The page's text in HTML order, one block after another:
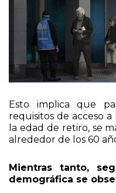
Esto implica que
requisitos de acceso
Mientras tanto,